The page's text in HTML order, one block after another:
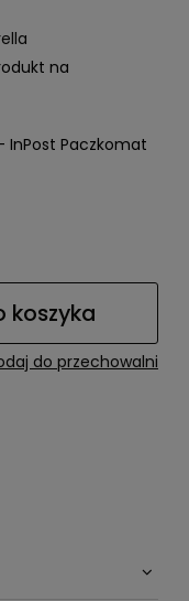
na
InPost Paczkomat
płatności
koszyka
do przechowalni